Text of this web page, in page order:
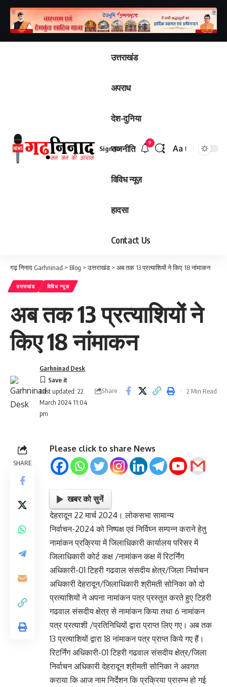
उत्तराखंड
अपराध
देश-दुनिया
राजनीति
विविध न्यूज़
हादसा
Contact Us
Sign In
9
Font
Aa
गढ़ निनाद Garhninad > Blog >उत्तराखंड > अब तक 13 प्रत्याशियों ने किए 18 नांमाकन
उत्तराखंड विविध न्यूज़
अब तक 13 प्रत्याशियों ने
किए 18 नांमाकन
Last updated: 22
March 2024 11:04
pm
Garhninad Desk
Share 2 Min Read
SHARE
Please click to share News
खबर को सुनें
देहरादून 22 मार्च 2024। लोकसभा सामान्य
निर्वाचन-2024 को निष्पक्ष एवं निर्विघ्न सम्पन्न कराने हेतु
नामांकन प्रक्रिया में जिलाधिकारी कार्यालय परिसर में
जिलाधिकारी कोर्ट कक्ष /नामांकन कक्ष में रिटर्निंग
अधिकारी-01 टिहरी गढवाल संसदीय क्षेत्र/जिला निर्वाचन
अधिकारी देहरादून/जिलाधिकारी श्रीमती सोनिका को दो
प्रत्याशियों ने अपना नामांकन पत्र प्रस्तुत करते हुए टिहरी
गढवाल संसदीय क्षेत्र से नामांकन किया तथा 6 नामांकन
पत्र प्रत्याशी /प्रतिनिधियों द्वारा प्राप्त लिए गए। अब तक
13 प्रत्याशियों द्वारा 18 नांमाकन पत्र प्राप्त किये गए हैं।
रिटर्निंग अधिकारी-01 टिहरी गढवाल संसदीय क्षेत्र/जिला
निर्वाचन अधिकारी देहरादून श्रीमती सोनिका ने अवगत
कराया कि आज नाम निर्देशन कि प्रक्रिया प्रारम्भ हो गई